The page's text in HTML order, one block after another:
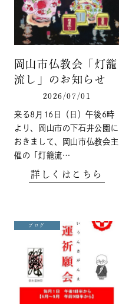
岡山市仏教会「灯籠
流し」のお知らせ
2026/07/01
来る8月16日（日）午後6時
より、岡山市の下石井公園に
おきまして、岡山市仏教会主
催の「灯籠流…
詳しくはこちら
ブログ